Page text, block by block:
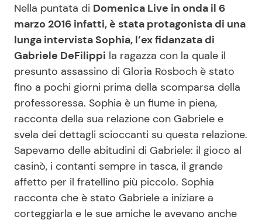
Seguici
Info
Chi siamo
Disclaimer e Privacy
Redazione
Contattaci
Pubblicità
Nella puntata di Domenica Live in onda il 6
marzo 2016 infatti, è stata protagonista di una
lunga intervista Sophia, l’ex fidanzata di
Gabriele DeFilippi la ragazza con la quale il
presunto assassino di Gloria Rosboch è stato
fino a pochi giorni prima della scomparsa della
professoressa. Sophia è un fiume in piena,
racconta della sua relazione con Gabriele e
svela dei dettagli scioccanti su questa relazione.
Sapevamo delle abitudini di Gabriele: il gioco al
casinò, i contanti sempre in tasca, il grande
affetto per il fratellino più piccolo. Sophia
racconta che è stato Gabriele a iniziare a
corteggiarla e le sue amiche le avevano anche